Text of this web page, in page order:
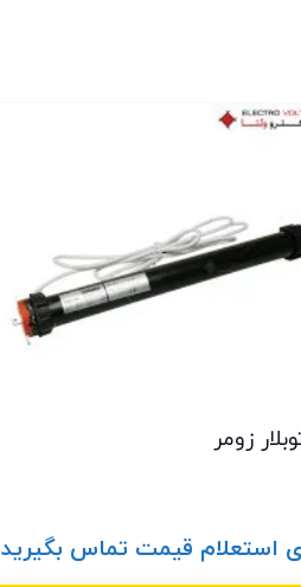
زومر
استعلام قیمت تماس بگیرید